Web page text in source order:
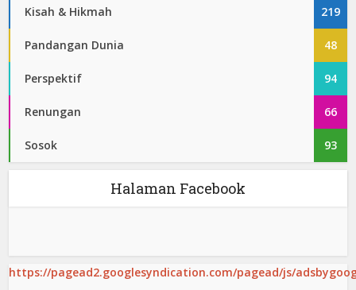
Kisah & Hikmah 219
Pandangan Dunia 48
Perspektif 94
Renungan 66
Sosok 93
Halaman Facebook
https://pagead2.googlesyndication.com/pagead/js/